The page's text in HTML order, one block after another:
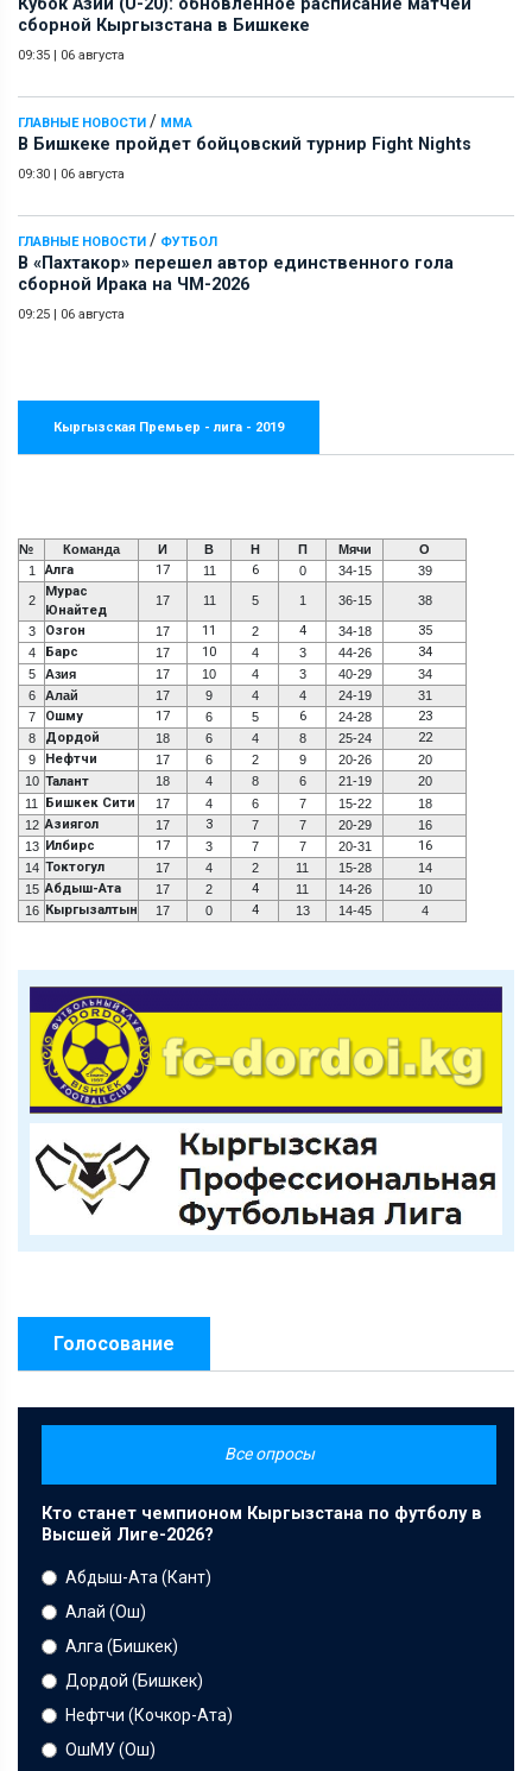
сборной Кыргызстана в Бишкеке
09:35 | 06 августа
ГЛАВНЫЕ НОВОСТИ / ММА
В Бишкеке пройдет бойцовский турнир Fight Nights
09:30 | 06 августа
ГЛАВНЫЕ НОВОСТИ / ФУТБОЛ
В «Пахтакор» перешел автор единственного гола
сборной Ирака на ЧМ-2026
09:25 | 06 августа
Кыргызская Премьер - лига - 2019
№ Команда И В Н П Мячи
О
1
Алга 17 11 6 0 34-15 39
2
Мурас
Юнайтед
17 11 5 1 36-15 38
3 Озгон 17 11 2 4 34-18 35
4 Барс 17 10 4 3 44-26 34
5 Азия 17 10 4 3 40-29
34
6
Алай 17 9 4 4 24-19
31
7
Ошму 17 6 5 6 24-28 23
8 Дордой 18 6 4 8 25-24 22
9 Нефтчи 17 6 2 9 20-26
20
10 Талант 18 4 8 6 21-19
20
11
Бишкек Сити 17 4 6 7 15-22
18
12 Азиягол 17 3 7 7 20-29
16
13 Илбирс 17 3 7 7 20-31 16
14 Токтогул 17 4 2 11 15-28
14
15 Абдыш-Ата 17 2 4 11 14-26
10
16 Кыргызалтын 17 0 4 13 14-45 4
Голосование
Все опросы
Кто станет чемпионом Кыргызстана по футболу в
Высшей Лиге-2026?
Абдыш-Ата (Кант)
Алай (Ош)
Алга (Бишкек)
Дордой (Бишкек)
Нефтчи (Кочкор-Ата)
ОшМУ (Ош)